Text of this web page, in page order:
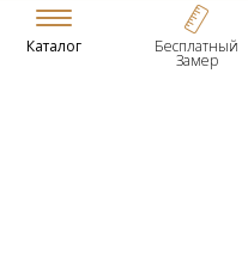
Каталог Бесплатный
Замер